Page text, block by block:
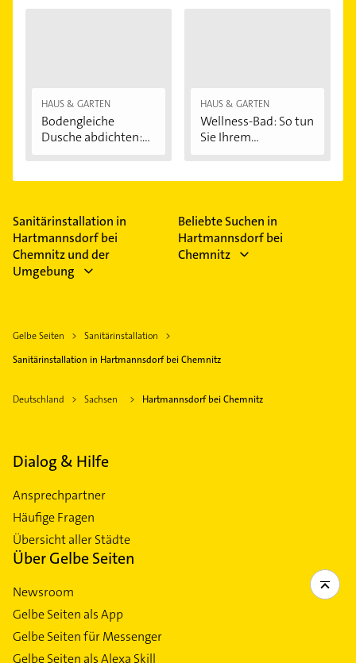
HAUS & GARTEN
Bodengleiche
Dusche abdichten:...
HAUS & GARTEN
Wellness-Bad: So tun
Sie Ihrem...
Sanitärinstallation in
Hartmannsdorf bei
Chemnitz und der
Umgebung
Beliebte Suchen in
Hartmannsdorf bei
Chemnitz
Gelbe Seiten
Sanitärinstallation
Sanitärinstallation in Hartmannsdorf bei Chemnitz
Deutschland Sachsen Hartmannsdorf bei Chemnitz
Dialog & Hilfe
Ansprechpartner
Häufige Fragen
Übersicht aller Städte
Über Gelbe Seiten
Newsroom
Gelbe Seiten als App
Gelbe Seiten für Messenger
Gelbe Seiten als Alexa Skill